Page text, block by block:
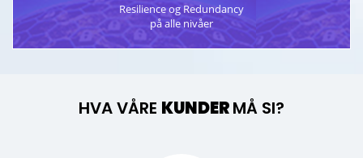
Resilience og Redundancy
på alle nivåer
HVA VÅRE KUNDERMÅ SI?